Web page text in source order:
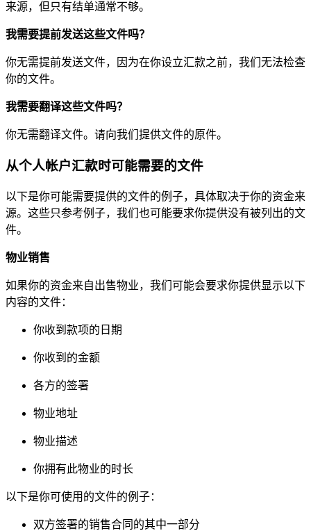
来源，但只有结单通常不够。
我需要提前发送这些文件吗？
你无需提前发送文件，因为在你设立汇款之前，我们无法检查
你的文件。
我需要翻译这些文件吗？
你无需翻译文件。请向我们提供文件的原件。
从个人帐户汇款时可能需要的文件
以下是你可能需要提供的文件的例子，具体取决于你的资金来
源。这些只参考例子，我们也可能要求你提供没有被列出的文
件。
物业销售
如果你的资金来自出售物业，我们可能会要求你提供显示以下
内容的文件：
你收到款项的日期
你收到的金额
各方的签署
物业地址
物业描述
你拥有此物业的时长
以下是你可使用的文件的例子：
双方签署的销售合同的其中一部分